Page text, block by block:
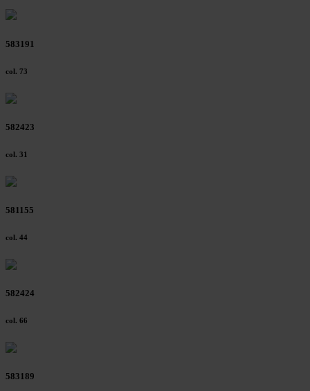
583191
col. 73
582423
col. 31
581155
col. 44
582424
col. 66
583189